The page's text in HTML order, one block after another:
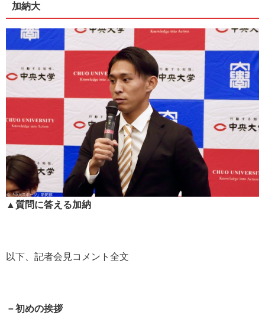
加納大
▲質問に答える加納
以下、記者会見コメント全文
－初めの挨拶